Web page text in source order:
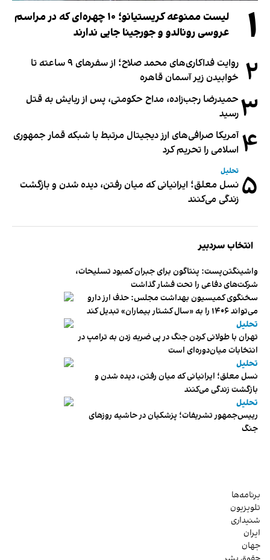
۱
لیست ممنوعه کریستیانو؛ ۱۰ چهره‌ای که در مراسم
عروسی رونالدو و جورجینا جایی ندارند
۲
روایت فداکاری‌های محمد صلاح؛ از سفرهای ۹ ساعته تا
خوابیدن زیر آسمان قاهره
۳ حمیدرضا رجب‌زاده، مداح حکومتی، پس از ربایش به قتل
رسید
۴ آمریکا صرافی‌های ارز دیجیتال مرتبط با شبکه قمار جمهوری
اسلامی را تحریم کرد
۵ تحلیل
نسل معلق؛ ایرانیانی که میان رفتن، دیده شدن و بازگشت
زندگی می‌کنند
انتخاب سردبیر
واشینگتن‌پست: پنتاگون برای جبران کمبود تسلیحات،
شرکت‌های دفاعی را تحت فشار گذاشت
سخنگوی کمیسیون بهداشت مجلس: حذف ارز دارو
می‌تواند ۱۴۰۶ را به «سال کشتار بیماران» تبدیل کند
تحلیل
تهران با طولانی کردن جنگ در پی ضربه زدن به ترامپ در
انتخابات میان‌دوره‌ای است
تحلیل
نسل معلق؛ ایرانیانی که میان رفتن، دیده شدن و
بازگشت زندگی می‌کنند
تحلیل
رییس‌جمهور تشریفات؛ پزشکیان در حاشیه روزهای
جنگ
برنامه‌ها
تلویزیون
شنیداری
ایران
جهان